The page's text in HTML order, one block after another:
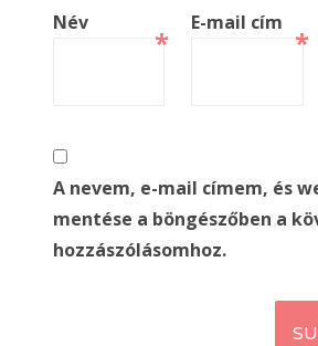
Név
*
E-mail cím
*
A nevem, e-mail címem, és
mentése a böngészőben a
hozzászólásomhoz.